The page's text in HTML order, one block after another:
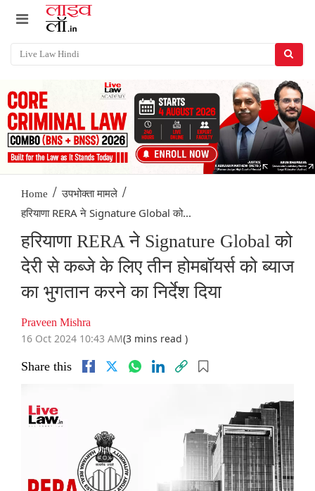
Home / उपभोक्ता मामले /
हरियाणा RERA ने Signature Global को...
हरियाणा RERA ने Signature Global को
देरी से कब्जे के लिए तीन होमबॉयर्स को ब्याज
का भुगतान करने का निर्देश दिया
Praveen Mishra
16 Oct 2024 10:43 AM(3 mins read )
Share this